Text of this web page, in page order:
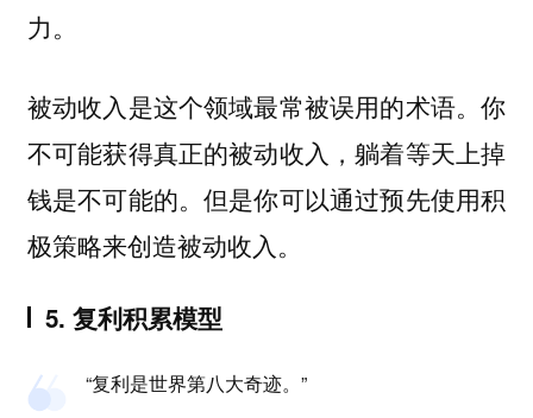
力。
被动收入是这个领域最常被误用的术语。你
不可能获得真正的被动收入，躺着等天上掉
钱是不可能的。但是你可以通过预先使用积
极策略来创造被动收入。
5. 复利积累模型
“复利是世界第八大奇迹。”